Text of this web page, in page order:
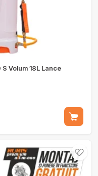
Volum 18L Lance